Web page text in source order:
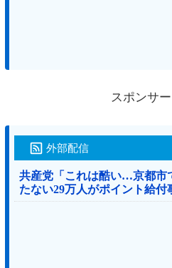
スポンサ
外部配信
共産党「これは酷い…京都市
たない29万人がポイント給付